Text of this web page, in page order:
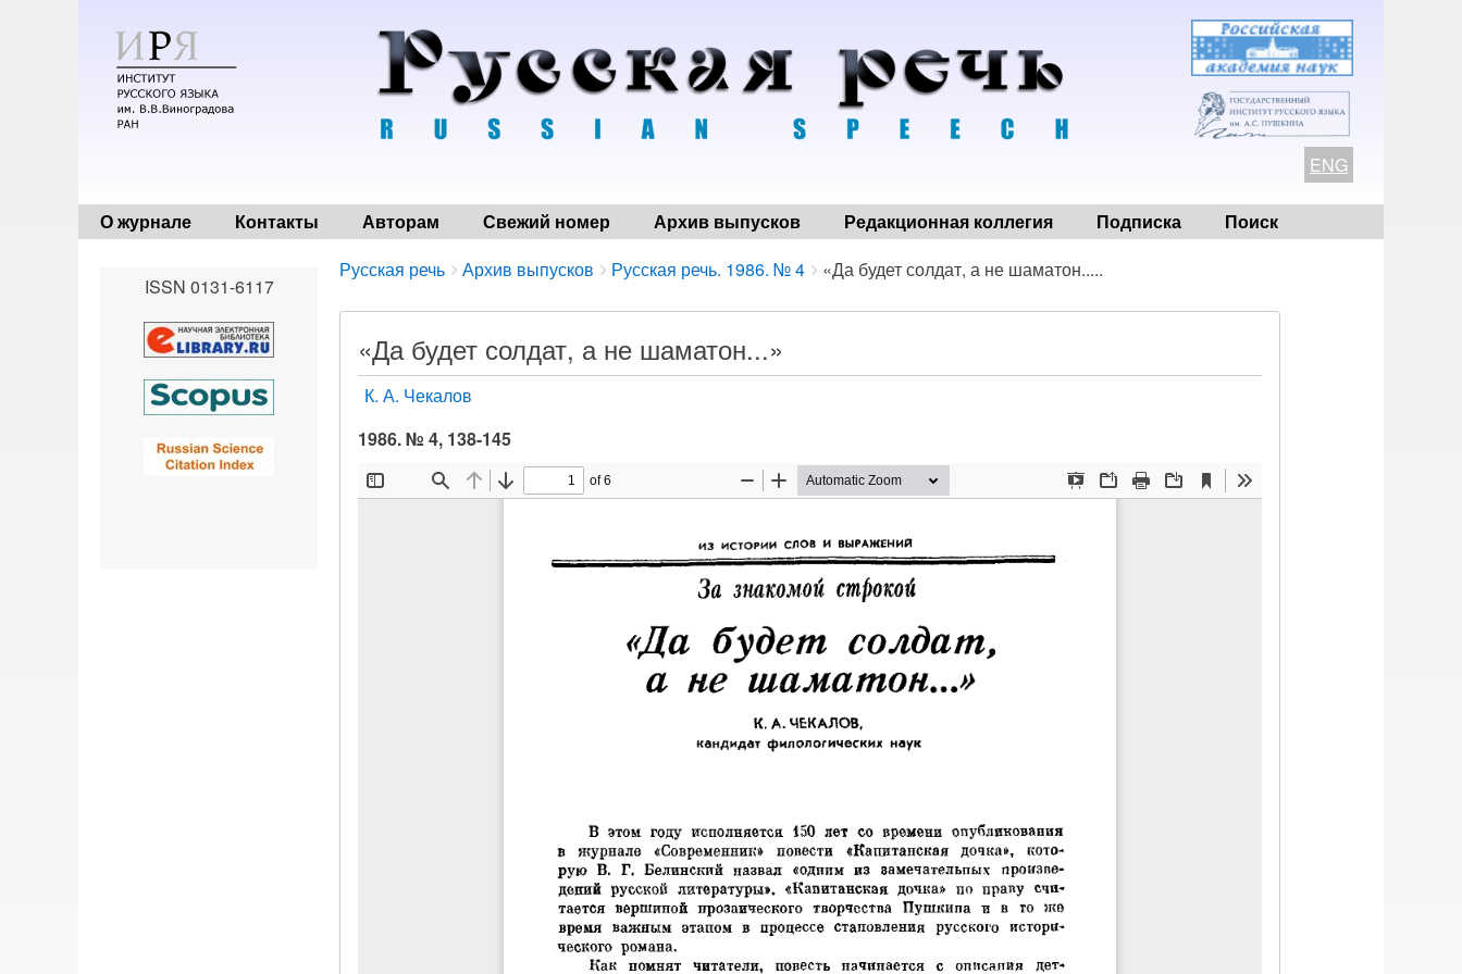
ENG
О журнале Контакты Авторам Свежий номер Архив выпусков Редакционная коллегия Подписка Поиск
Breadcrumbs
You
here:
Русская речь Архив выпусков Русская речь. 1986. № 4 «Да будет солдат, а не шаматон.....
«Да будет солдат, а не шаматон...»
К. А. Чекалов
1986. № 4, 138-145
ISSN 0131-6117